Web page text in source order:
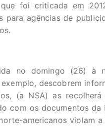
foi criticada em
para agências de
no domingo (26) à
descobrem
(a NSA) as
com os documentos
americanos violam